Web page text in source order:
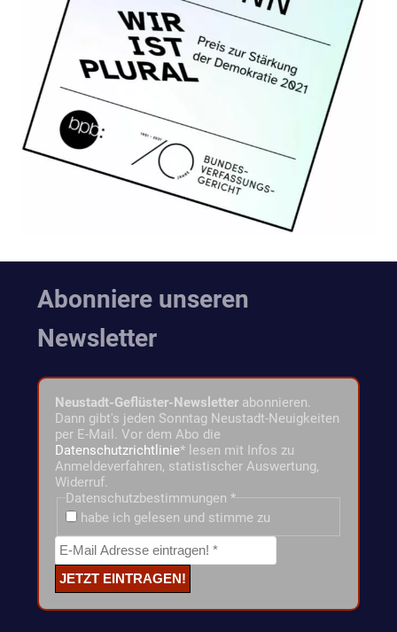
Abonniere unseren
Newsletter
Neustadt-Geflüster-Newsletter abonnieren.
Dann gibt's jeden Sonntag Neustadt-Neuigkeiten
per E-Mail. Vor dem Abo die
Datenschutzrichtlinie* lesen mit Infos zu
Anmeldeverfahren, statistischer Auswertung,
Widerruf.
Datenschutzbestimmungen *
habe ich gelesen und stimme zu